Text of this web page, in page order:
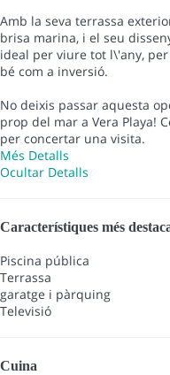
Amb la seva terrassa
brisa marina, i el seu
ideal per viure tot l\'any,
bé com a inversió.
No deixis passar aquesta
prop del mar a Vera Playa!
per concertar una visita.
Més Detalls
Ocultar Detalls
Característiques més
Piscina pública
Terrassa
garatge i pàrquing
Televisió
Cuina